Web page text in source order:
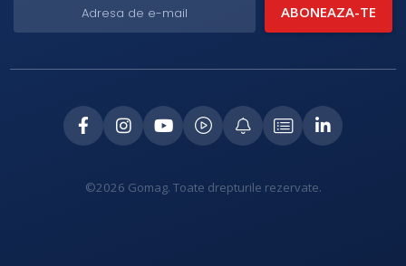
©2026 Gomag. Toate drepturile rezervate.